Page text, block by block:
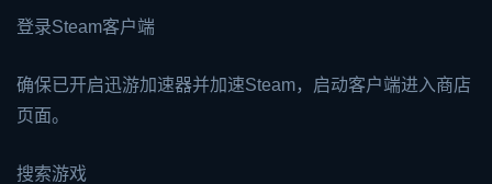
登录Steam客户端
确保已开启迅游加速器并加速Steam，启动客户端进入商店
页面。
搜索游戏